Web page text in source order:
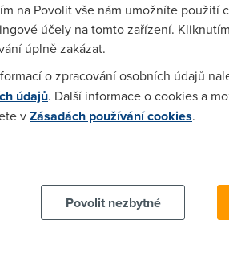
:))
narvat všechen legální software,
by mi bylo na nic
taky ho kradeš? Pořebuješ se
na Povolit vše nám umožníte použití
účely na tomto zařízení.
úplně zakázat.
o zpracování osobních údajů
údajů. Další informace o cookies a
vZásadách používání cookies.
Povolit nezbytné